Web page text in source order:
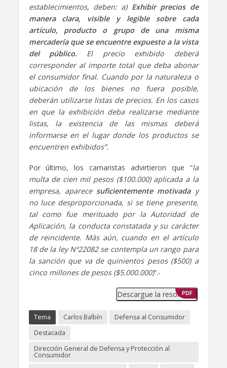
establecimientos, deben: a)Exhibir precios de
manera clara, visible y legible sobre cada
artículo, producto o grupo de una misma
mercadería que se encuentre expuesto a la vista
del público.El precio exhibido deberá
corresponder al importe total que deba abonar
el consumidor final. Cuando por la naturaleza o
ubicación de los bienes no fuera posible,
deberán utilizarse listas de precios. En los casos
en que la exhibición deba realizarse mediante
listas, la existencia de las mismas deberá
informarse en el lugar donde los productos se
encuentren exhibidos”.
Por último, los camaristas advirtieron que “la
multa de cien mil pesos ($100.000) aplicada a la
empresa, aparece suficientemente motivaday
no luce desproporcionada, si se tiene presente,
tal como fue merituado por la Autoridad de
Aplicación, la conducta constatada y su carácter
de reincidente. Más aún, cuando en el artículo
18 de la ley Nº22082 se contempla un rango para
la sanción que va de quinientos pesos ($500) a
cinco millones de pesos ($5.000.000)”.-
Descargue la resolución
PDF
Tema Carlos Balbín
Defensa al Consumidor
Destacada
Dirección General de Defensa y Protección al
Consumidor